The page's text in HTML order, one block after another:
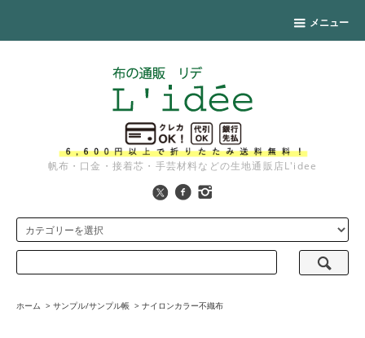
メニュー
帆布・口金・接着芯・手芸材料などの生地通販店L'idee
ホーム > サンプル/サンプル帳 > ナイロンカラー不織布